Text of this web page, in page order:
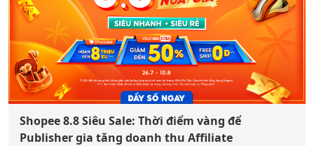
Shopee 8.8 Siêu Sale: Thời điểm vàng để
Publisher gia tăng doanh thu Affiliate